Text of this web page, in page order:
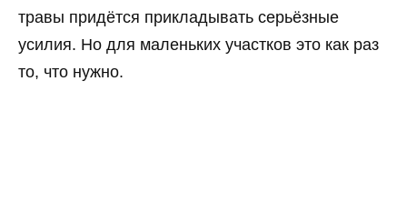
травы придётся прикладывать серьёзные
усилия. Но для маленьких участков это как раз
то, что нужно.